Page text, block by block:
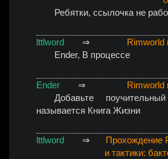
Ребятки, ссылочка не
lttlword ⇒
Rimworld
Ender, В процессе
Ender ⇒
Rimworld
Добавьте
называется Книга Жизни
lttlword ⇒
Прохождение
и тактики: